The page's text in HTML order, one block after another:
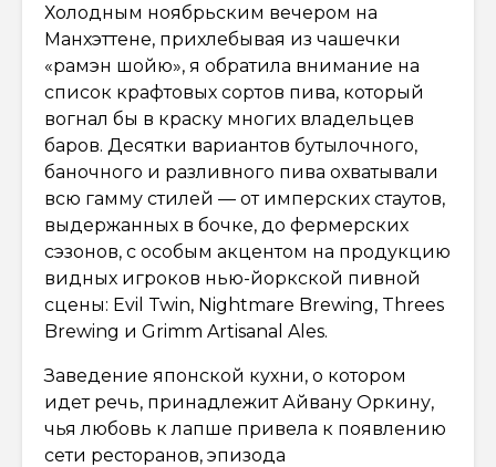
Холодным ноябрьским вечером на
Манхэттене, прихлебывая из чашечки
«рамэн шойю», я обратила внимание на
список крафтовых сортов пива, который
вогнал бы в краску многих владельцев
баров. Десятки вариантов бутылочного,
баночного и разливного пива охватывали
всю гамму стилей — от имперских стаутов,
выдержанных в бочке, до фермерских
сэзонов, с особым акцентом на продукцию
видных игроков нью-йоркской пивной
сцены: Evil Twin, Nightmare Brewing, Threes
Brewing и Grimm Artisanal Ales.
Заведение японской кухни, о котором
идет речь, принадлежит Айвану Оркину,
чья любовь к лапше привела к появлению
сети ресторанов, эпизода